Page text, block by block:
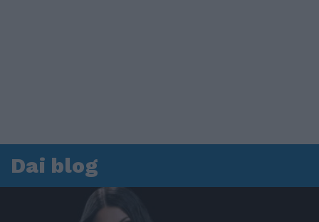
Dai blog